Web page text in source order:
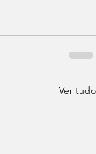
Ver tudo